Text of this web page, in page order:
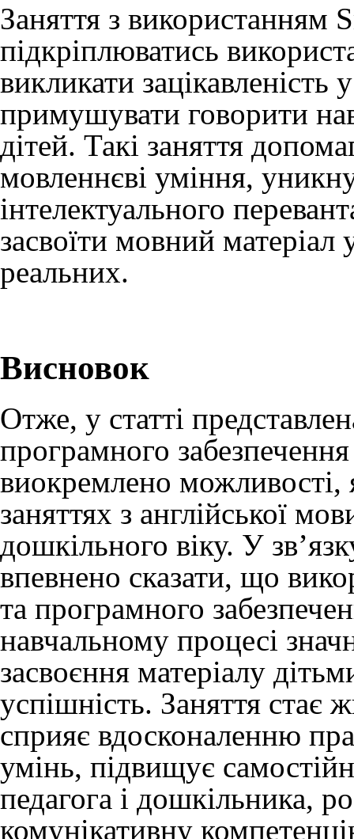
Заняття з використанням
підкріплюватись
викликати зацікавленість
примушувати говорити
дітей. Такі заняття
мовленнєві уміння,
інтелектуального
засвоїти мовний матеріал
реальних.
Висновок
Отже, у статті
програмного
виокремлено можливості,
заняттях з англійської
дошкільного віку. У
впевнено сказати, що
та програмного
навчальному процесі
засвоєння матеріалу
успішність. Заняття стає
сприяє вдосконаленню
умінь, підвищує
педагога і дошкільника,
комунікативну